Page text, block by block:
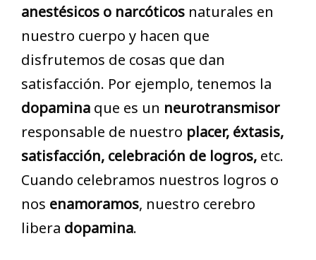
anestésicos o narcóticos naturales en
nuestro cuerpo y hacen que
disfrutemos de cosas que dan
satisfacción. Por ejemplo, tenemos la
dopamina que es un neurotransmisor
responsable de nuestro placer, éxtasis,
satisfacción, celebración de logros, etc.
Cuando celebramos nuestros logros o
nos enamoramos, nuestro cerebro
libera dopamina.